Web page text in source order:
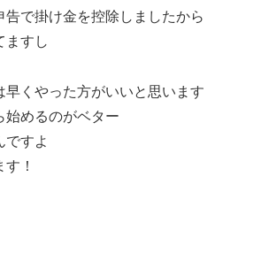
告で掛け金を控除しましたから
ますし
早くやった方がいいと思います
始めるのがベター
ですよ
！